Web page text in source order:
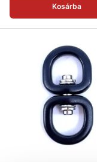
Kosárba